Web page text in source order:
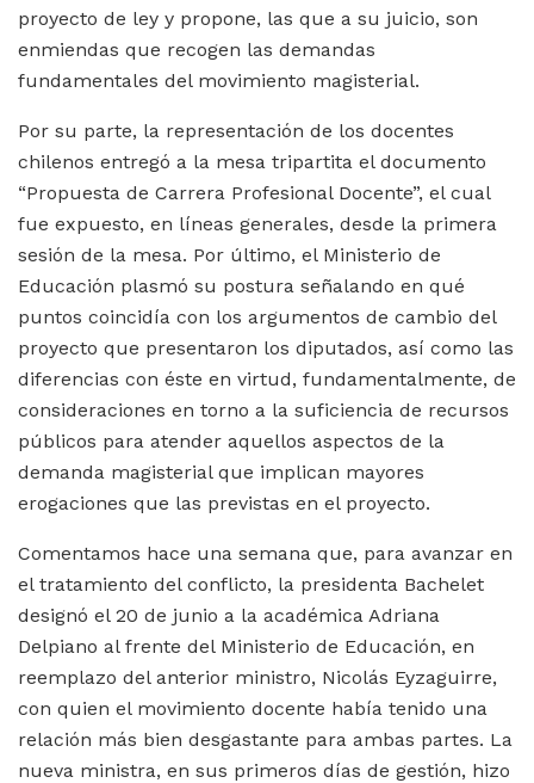
proyecto de ley y propone, las que a su juicio, son
enmiendas que recogen las demandas
fundamentales del movimiento magisterial.
Por su parte, la representación de los docentes
chilenos entregó a la mesa tripartita el documento
“Propuesta de Carrera Profesional Docente”, el cual
fue expuesto, en líneas generales, desde la primera
sesión de la mesa. Por último, el Ministerio de
Educación plasmó su postura señalando en qué
puntos coincidía con los argumentos de cambio del
proyecto que presentaron los diputados, así como las
diferencias con éste en virtud, fundamentalmente, de
consideraciones en torno a la suficiencia de recursos
públicos para atender aquellos aspectos de la
demanda magisterial que implican mayores
erogaciones que las previstas en el proyecto.
Comentamos hace una semana que, para avanzar en
el tratamiento del conflicto, la presidenta Bachelet
designó el 20 de junio a la académica Adriana
Delpiano al frente del Ministerio de Educación, en
reemplazo del anterior ministro, Nicolás Eyzaguirre,
con quien el movimiento docente había tenido una
relación más bien desgastante para ambas partes. La
nueva ministra, en sus primeros días de gestión, hizo